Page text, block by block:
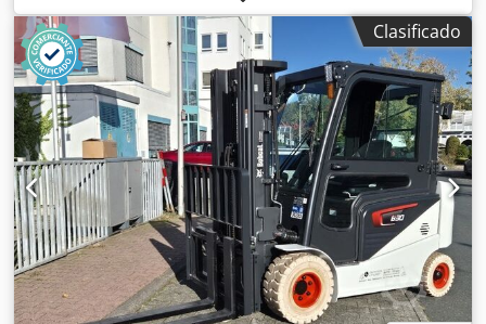
mm, tipo de combustible:eléctrico, tipo de mástil:dúplex,
altura de construcción: 2.150 mm
, longitud de la horquilla:
1.150 mm
, peso en vacío: 585 kg, longitud total:1.710 mm
tipo de accionamiento: Elektro , ancho de construcción:
800 mm , Apilador Centro de carga: 600 mm Dwodpfsy Uz
Sqjx Akioa Ancho de horquillas: 180 mm Grosor de
horquillas: 60 mm Tipo de mástil: Dúplex Estado: Nuevo
Estado técnico: Nuevo Tipo de neumático delantero:
Poliuretano Estado del neumático delantero: 80 - 100%
Tipo de neumático trasero: Poliuretano Estado del
neumático trasero: 80 - 100% Batería Voltios: 24V Batería
Ah: 60Ah Tipo de batería: Ion de litio Año de fabricación de
la batería: 2026 Estado de la batería: 80 - 100% Certificado
CE, Batería de ion de litio libre de mantenimiento 24 V
Clasificado